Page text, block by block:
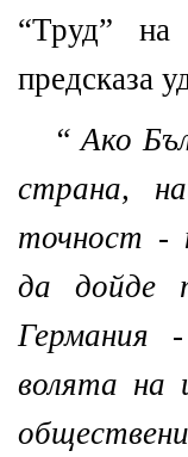
“Труд” на
предсказа
“ Ако
страна,
точност -
да дойде
Германия
волята на